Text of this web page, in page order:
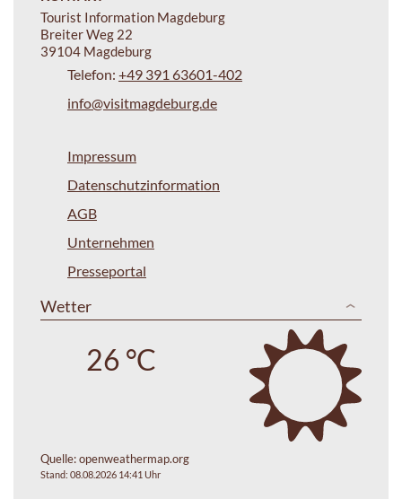
Tourist Information Magdeburg
Breiter Weg 22
39104 Magdeburg
Telefon: +49 391 63601-402
info@visitmagdeburg.de
Impressum
Datenschutzinformation
AGB
Unternehmen
Presseportal
Wetter
26 °C
Quelle:openweathermap.org
Stand: 08.08.2026 14:41 Uhr